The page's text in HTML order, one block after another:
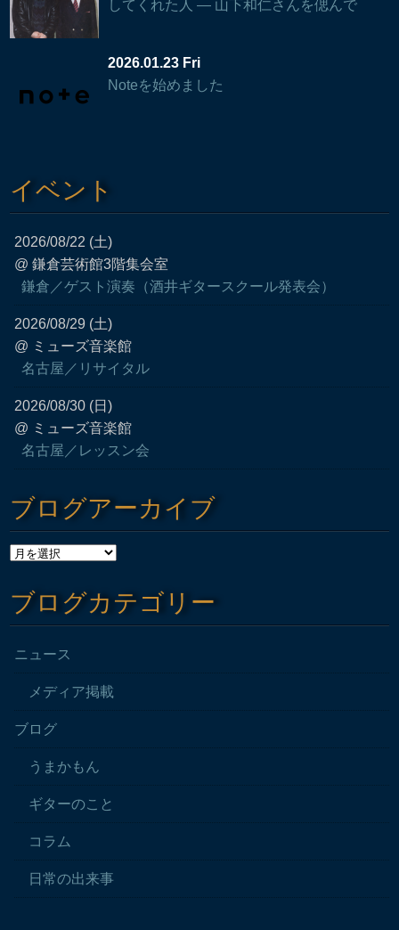
してくれた人 — 山下和仁さんを偲んで
2026.01.23 Fri
Noteを始めました
イベント
2026/08/22 (土)
@ 鎌倉芸術館3階集会室
鎌倉／ゲスト演奏（酒井ギタースクール発表会）
2026/08/29 (土)
@ ミューズ音楽館
名古屋／リサイタル
2026/08/30 (日)
@ ミューズ音楽館
名古屋／レッスン会
ブログアーカイブ
ブログカテゴリー
ニュース
メディア掲載
ブログ
うまかもん
ギターのこと
コラム
日常の出来事